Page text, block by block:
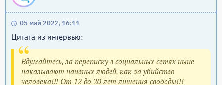
05 май 2022, 16:11
Цитата из интервью:
Вдумайтесь, за переписку в социальных сетях ныне
наказывают наивных людей, как за убийство
человека!!! От 12 до 20 лет лишения свободы!!!